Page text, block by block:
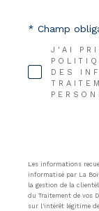
J'AI
DES
* Champ
Les informations
informatisé par La
la gestion de la
du Traitement de vos
sur l'intérêt légitime